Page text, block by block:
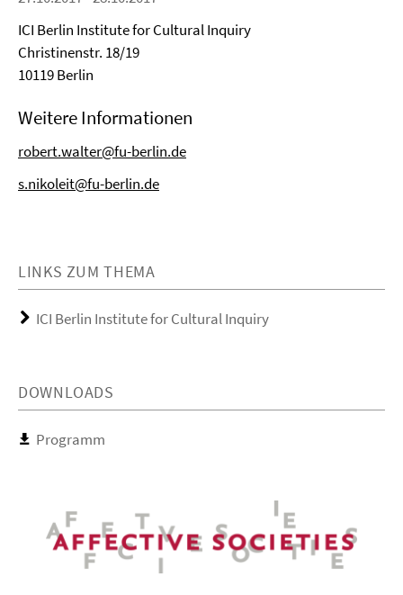
ICI Berlin Institute for Cultural Inquiry
Christinenstr. 18/19
10119 Berlin
Weitere Informationen
robert.walter@fu-berlin.de
s.nikoleit@fu-berlin.de
LINKS ZUM THEMA
ICI Berlin Institute for Cultural Inquiry
DOWNLOADS
Programm